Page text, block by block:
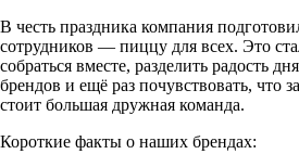
В честь праздника компания
сотрудников — пиццу для всех. Это
собраться вместе, разделить радость
брендов и ещё раз почувствовать, что
стоит большая дружная команда.
Короткие факты о наших брендах: